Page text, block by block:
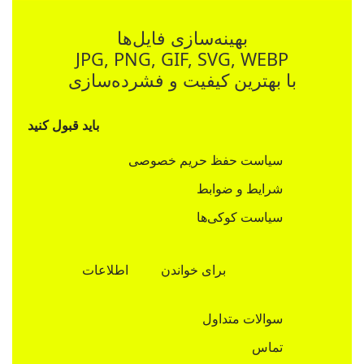
بهینه‌سازی فایل‌ها
JPG, PNG, GIF, SVG, WEBP
با بهترین کیفیت و فشرده‌سازی
باید قبول کنید
سیاست حفظ حریم خصوصی
شرایط و ضوابط
سیاست کوکی‌ها
برای خواندن اطلاعات
سوالات متداول
تماس